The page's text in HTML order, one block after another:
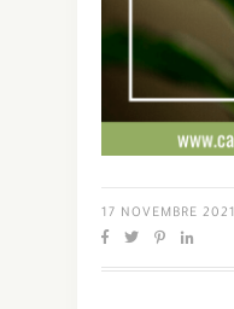
17 NOVEMBRE 2021